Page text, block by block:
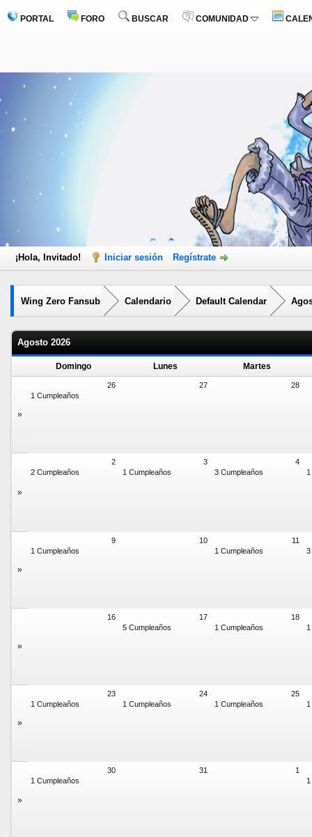
PORTAL FORO BUSCAR COMUNIDAD
¡Hola, Invitado! Iniciar sesión Regístrate
Wing Zero Fansub Calendario Default Calendar
Agosto 2026
Domingo Lunes Martes
»
26
1 Cumpleaños
27 28
»
2
2 Cumpleaños
3
1 Cumpleaños
4
3 Cumpleaños
»
9
1 Cumpleaños
10
11
1 Cumpleaños
3
»
16
17
5 Cumpleaños
18
1 Cumpleaños
»
23
1 Cumpleaños
24
1 Cumpleaños
25
1 Cumpleaños
»
30
1 Cumpleaños
31
1